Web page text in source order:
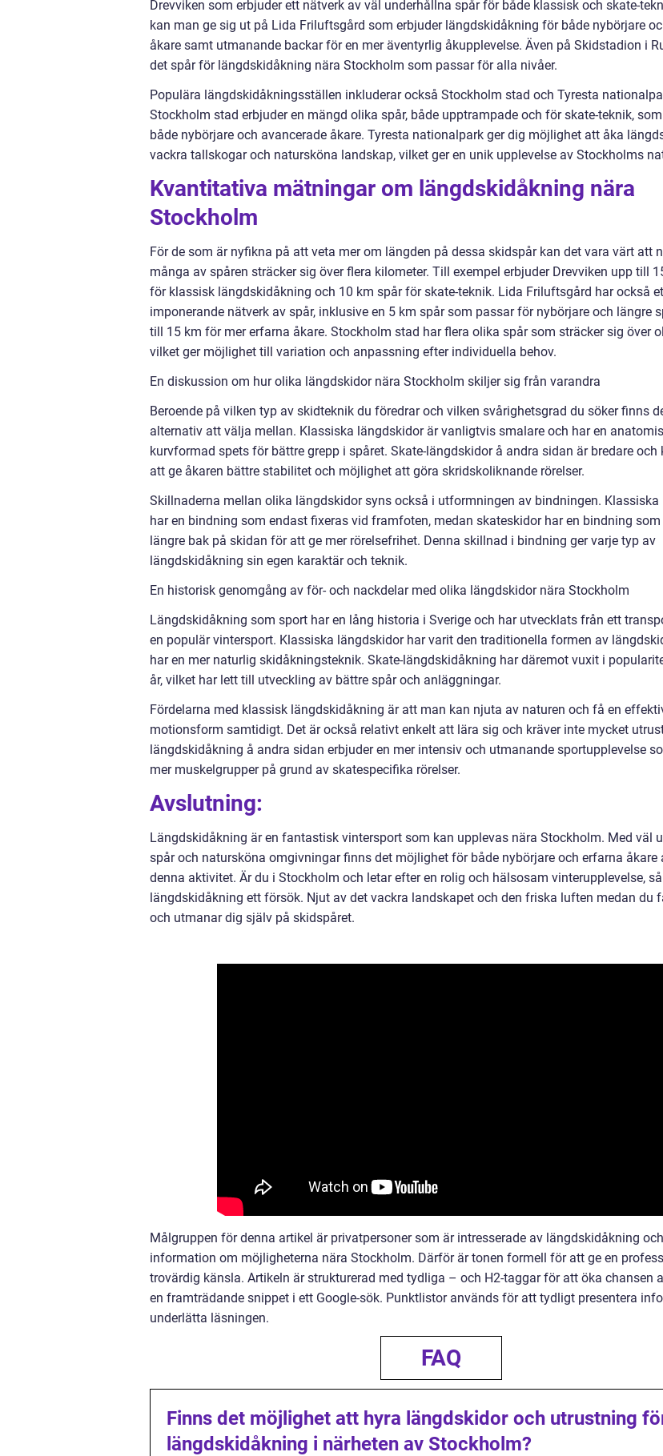
Drevviken som erbjuder ett nätverk av väl underhållna spår för både klassisk och skate-
kan man ge sig ut på Lida Friluftsgård som erbjuder längdskidåkning för både nybörjare
åkare samt utmanande backar för en mer äventyrlig åkupplevelse. Även på Skidstadion i
det spår för längdskidåkning nära Stockholm som passar för alla nivåer.
Populära längdskidåkningsställen inkluderar också Stockholm stad och Tyresta
Stockholm stad erbjuder en mängd olika spår, både upptrampade och för skate-teknik,
både nybörjare och avancerade åkare. Tyresta nationalpark ger dig möjlighet att åka
vackra tallskogar och natursköna landskap, vilket ger en unik upplevelse av Stockholms
Kvantitativa mätningar om längdskidåkning nära
Stockholm
För de som är nyfikna på att veta mer om längden på dessa skidspår kan det vara värt att
många av spåren sträcker sig över flera kilometer. Till exempel erbjuder Drevviken upp till
för klassisk längdskidåkning och 10 km spår för skate-teknik. Lida Friluftsgård har också
imponerande nätverk av spår, inklusive en 5 km spår som passar för nybörjare och längre
till 15 km för mer erfarna åkare. Stockholm stad har flera olika spår som sträcker sig över
vilket ger möjlighet till variation och anpassning efter individuella behov.
En diskussion om hur olika längdskidor nära Stockholm skiljer sig från varandra
Beroende på vilken typ av skidteknik du föredrar och vilken svårighetsgrad du söker finns
alternativ att välja mellan. Klassiska längdskidor är vanligtvis smalare och har en
kurvformad spets för bättre grepp i spåret. Skate-längdskidor å andra sidan är bredare och
att ge åkaren bättre stabilitet och möjlighet att göra skridskoliknande rörelser.
Skillnaderna mellan olika längdskidor syns också i utformningen av bindningen.
har en bindning som endast fixeras vid framfoten, medan skateskidor har en bindning
längre bak på skidan för att ge mer rörelsefrihet. Denna skillnad i bindning ger varje typ av
längdskidåkning sin egen karaktär och teknik.
En historisk genomgång av för- och nackdelar med olika längdskidor nära Stockholm
Längdskidåkning som sport har en lång historia i Sverige och har utvecklats från ett
en populär vintersport. Klassiska längdskidor har varit den traditionella formen av
har en mer naturlig skidåkningsteknik. Skate-längdskidåkning har däremot vuxit i
år, vilket har lett till utveckling av bättre spår och anläggningar.
Fördelarna med klassisk längdskidåkning är att man kan njuta av naturen och få en
motionsform samtidigt. Det är också relativt enkelt att lära sig och kräver inte mycket
längdskidåkning å andra sidan erbjuder en mer intensiv och utmanande sportupplevelse
mer muskelgrupper på grund av skatespecifika rörelser.
Avslutning:
Längdskidåkning är en fantastisk vintersport som kan upplevas nära Stockholm. Med väl
spår och natursköna omgivningar finns det möjlighet för både nybörjare och erfarna åkare
denna aktivitet. Är du i Stockholm och letar efter en rolig och hälsosam vinterupplevelse,
längdskidåkning ett försök. Njut av det vackra landskapet och den friska luften medan du
och utmanar dig själv på skidspåret.
Målgruppen för denna artikel är privatpersoner som är intresserade av längdskidåkning
information om möjligheterna nära Stockholm. Därför är tonen formell för att ge en
trovärdig känsla. Artikeln är strukturerad med tydliga – och H2-taggar för att öka chansen
en framträdande snippet i ett Google-sök. Punktlistor används för att tydligt presentera
underlätta läsningen.
FAQ
Finns det möjlighet att hyra längdskidor och utrustning
längdskidåkning i närheten av Stockholm?